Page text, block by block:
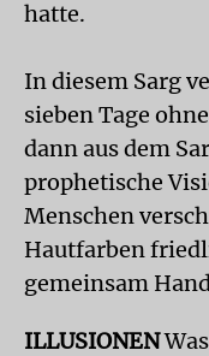
hatte.
In diesem Sarg
sieben Tage
dann aus dem
prophetische
Menschen
Hautfarben
gemeinsam
ILLUSIONEN